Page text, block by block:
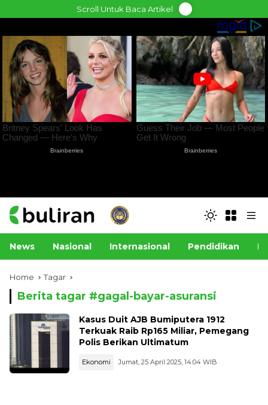
to
Scroll Untuk Baca Artikel
News Nasional Internasional Pendidikan
Home Tagar
Berita tagar #gagal-bayar-asuransi
Kasus Duit AJB Bumiputera 1912
Terkuak Raib Rp165 Miliar, Pemegang
Polis Berikan Ultimatum
Ekonomi Jumat, 25 April 2025, 14:04 WIB